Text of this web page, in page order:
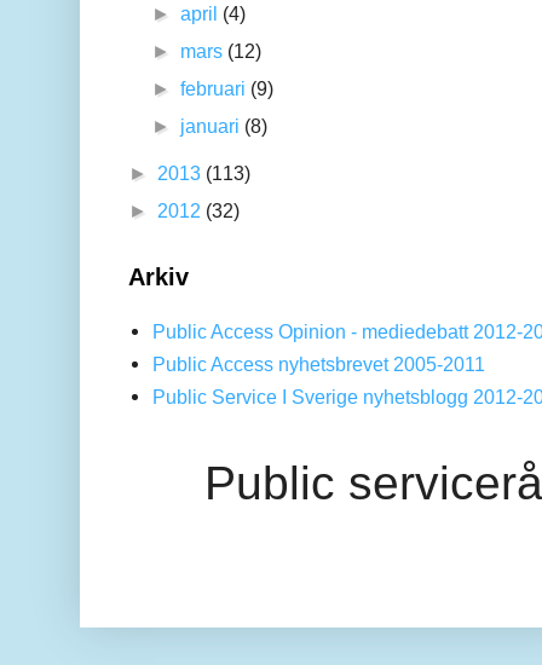
►april (4)
► mars (12)
►februari (9)
► januari (8)
► 2013 (113)
► 2012 (32)
Arkiv
Public Access Opinion - mediedebatt 2012-
Public Access nyhetsbrevet 2005-2011
Public Service I Sverige nyhetsblogg 2012-
Public